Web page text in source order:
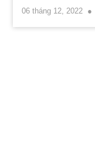
06 tháng 12, 2022